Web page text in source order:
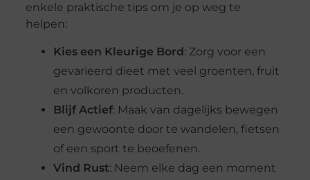
enkele praktische tips om je op weg te
helpen:
Kies een Kleurige Bord : Zorg voor een
gevarieerd dieet met veel groenten, fruit
en volkoren producten.
Blijf Actief: Maak van dagelijks bewegen
een gewoonte door te wandelen, fietsen
of een sport te beoefenen.
Vind Rust: Neem elke dag een moment